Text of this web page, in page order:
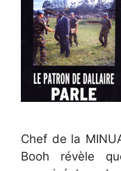
Chef de la
Booh révèle